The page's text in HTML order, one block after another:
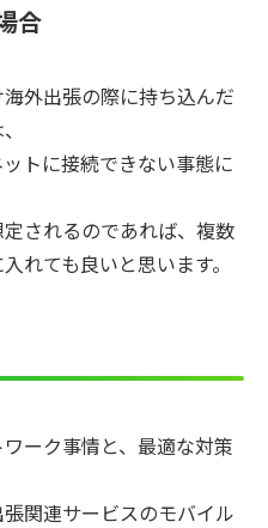
合
外出張の際に持ち込んだ
トに接続できない事態に
されるのであれば、複数
れても良いと思います。
ーク事情と、最適な対策
関連サービスのモバイル